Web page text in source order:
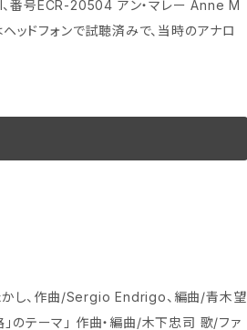
し、作曲/Sergio Endrigo、編曲/青木望